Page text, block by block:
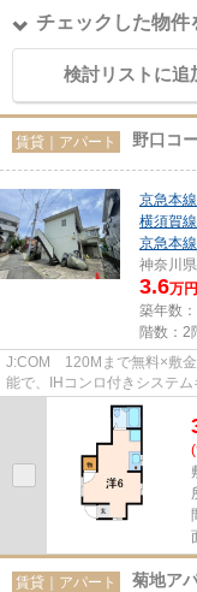
チェックした物件
検討リストに追
賃貸｜アパート 野口コ
京急本線
横須賀線
京急本線
神奈川県
3.6万円
築年数
階数：2
J:COM 120Mまで無料×敷金
能で、IHコンロ付きシステ
コン・雨戸も備えた暮らしや
賃貸｜アパート 菊地ア